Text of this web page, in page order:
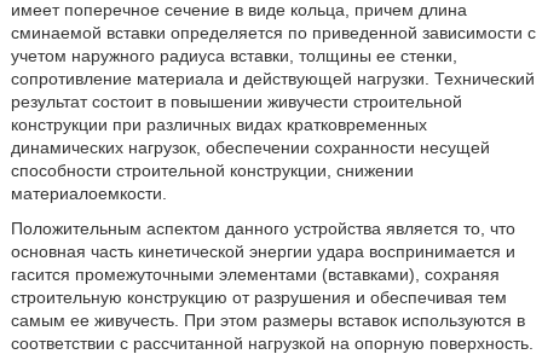
имеет поперечное сечение в виде кольца, причем длина
сминаемой вставки определяется по приведенной зависимости с
учетом наружного радиуса вставки, толщины ее стенки,
сопротивление материала и действующей нагрузки. Технический
результат состоит в повышении живучести строительной
конструкции при различных видах кратковременных
динамических нагрузок, обеспечении сохранности несущей
способности строительной конструкции, снижении
материалоемкости.
Положительным аспектом данного устройства является то, что
основная часть кинетической энергии удара воспринимается и
гасится промежуточными элементами (вставками), сохраняя
строительную конструкцию от разрушения и обеспечивая тем
самым ее живучесть. При этом размеры вставок используются в
соответствии с рассчитанной нагрузкой на опорную поверхность.